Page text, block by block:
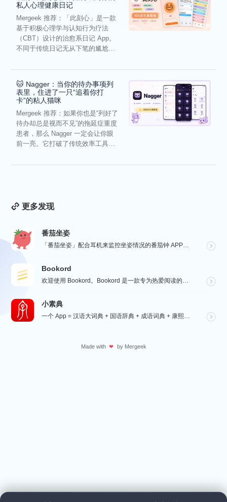
私人心理健康日记
Mergeek 推荐：「此刻心」是一款
基于积极心理学与认知行为疗法
（CBT）设计的治愈系日记 App。
不同于传统日记无从下笔的尴尬，
🐱 Nagger：当你的待办事项列
表里，住进了一只“追着你打
卡”的粘人猫咪
Mergeek 推荐：如果你也是“列好了
待办却总是视而不见”的拖延症重度
患者，那么 Nagger 一定会让你眼
前一亮。它打破了传统效率工具冰
更多发现
番茄坐姿
「番茄坐姿」配合耳机来监控坐姿情况的番茄钟 APP，轻盈的界面，让番茄工作法发挥最大效果，详细也整洁...
Bookord
欢迎使用 Bookord。Bookord 是一款专为热爱阅读的人士设计的应用程序，旨在帮助用户记录每...
小素典
一个 App = 汉语大词典 + 国语辞典 + 成语词典 + 康熙字典 + 说文解字 + 六书通 +...
Made with ❤ by Mergeek